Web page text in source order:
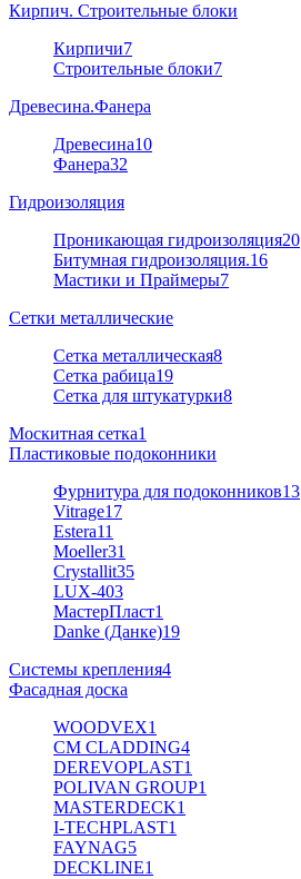
Кирпич. Строительные блоки
Кирпичи7
Строительные блоки7
Древесина.Фанера
Древесина10
Фанера32
Гидроизоляция
Проникающая гидроизоляция20
Битумная гидроизоляция.16
Мастики и Праймеры7
Сетки металлические
Сетка металлическая8
Сетка рабица19
Сетка для штукатурки8
Москитная сетка1
Пластиковые подоконники
Фурнитура для подоконников13
Vitrage17
Estera11
Moeller31
Crystallit35
LUX-403
МастерПласт1
Danke (Данке)19
Системы крепления4
Фасадная доска
WOODVEX1
CM CLADDING4
DEREVOPLAST1
POLIVAN GROUP1
MASTERDECK1
I-TECHPLAST1
FAYNAG5
DECKLINE1